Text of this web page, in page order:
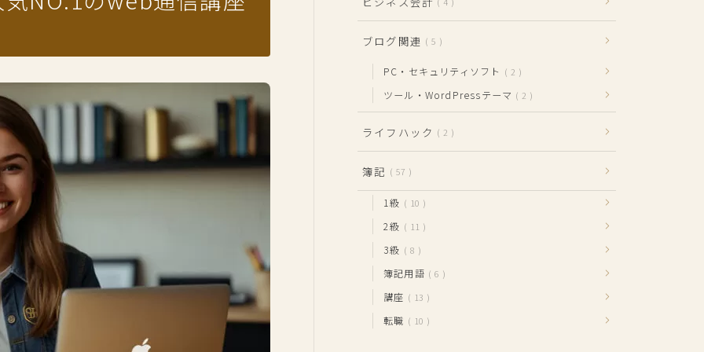
ブログ関連 5
PC・セキュリティソフト 2
ツール・WordPressテーマ 2
ライフハック 2
簿記 57
1級 10
2級 11
3級 8
簿記用語 6
講座 13
転職 10